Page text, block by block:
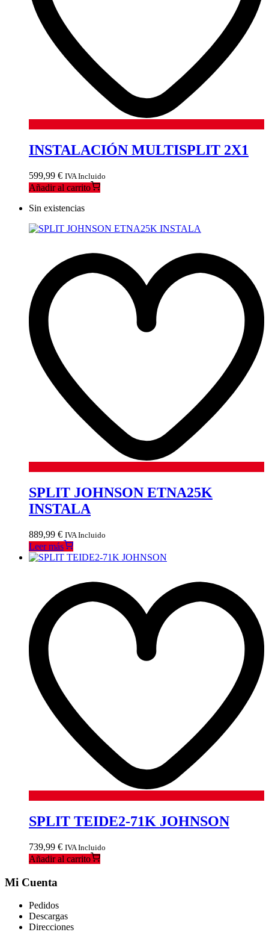
INSTALACIÓN MULTISPLIT 2X1
599,99 € IVA Incluido
Añadir al carrito
Sin existencias
SPLIT JOHNSON ETNA25K
INSTALA
889,99 € IVA Incluido
Leer más
SPLIT TEIDE2-71K JOHNSON
739,99 € IVA Incluido
Añadir al carrito
Mi Cuenta
Pedidos
Descargas
Direcciones